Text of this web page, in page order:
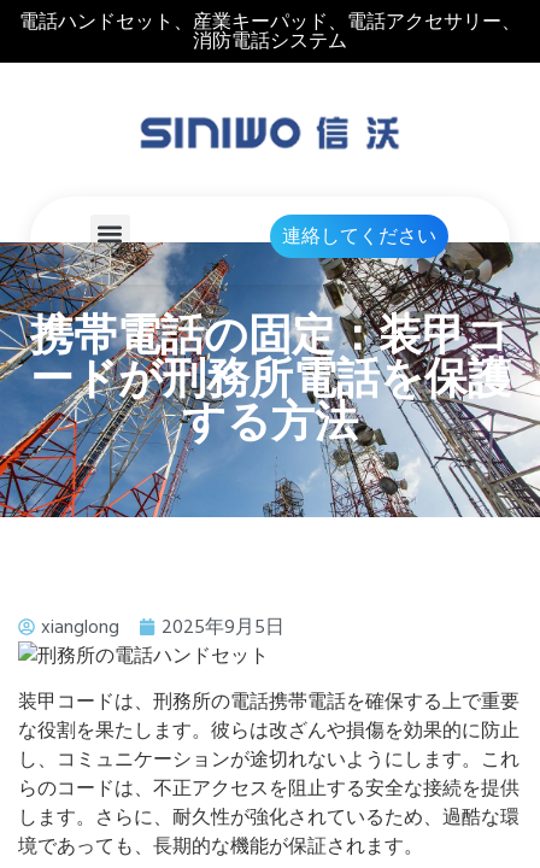
電話ハンドセット、産業キーパッド、電話アクセサリー、
消防電話システム
連絡してください
携帯電話の固定：装甲コ
ードが刑務所電話を保護
する方法
xianglong 2025年9月5日
装甲コードは、刑務所の電話携帯電話を確保する上で重要
な役割を果たします。彼らは改ざんや損傷を効果的に防止
し、コミュニケーションが途切れないようにします。これ
らのコードは、不正アクセスを阻止する安全な接続を提供
します。さらに、耐久性が強化されているため、過酷な環
境であっても、長期的な機能が保証されます。